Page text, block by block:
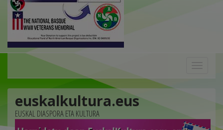
euskalkultura.eus
EUSKAL DIASPORA ETA KULTURA